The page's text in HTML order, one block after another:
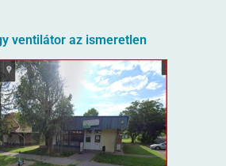
ventilátor az ismeretlen